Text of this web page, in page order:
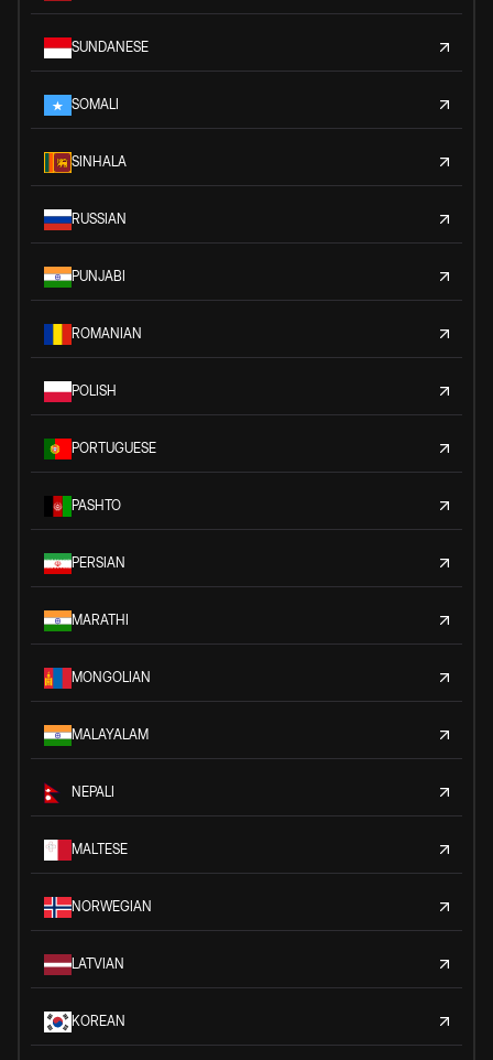
SUNDANESE
SOMALI
SINHALA
RUSSIAN
PUNJABI
ROMANIAN
POLISH
PORTUGUESE
PASHTO
PERSIAN
MARATHI
MONGOLIAN
MALAYALAM
NEPALI
MALTESE
NORWEGIAN
LATVIAN
KOREAN